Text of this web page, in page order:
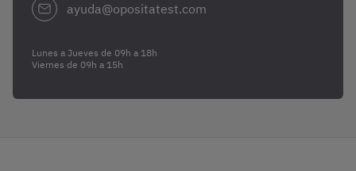
ayuda@opositatest.com
Lunes a Jueves de 09h a 18h
Viernes de 09h a 15h